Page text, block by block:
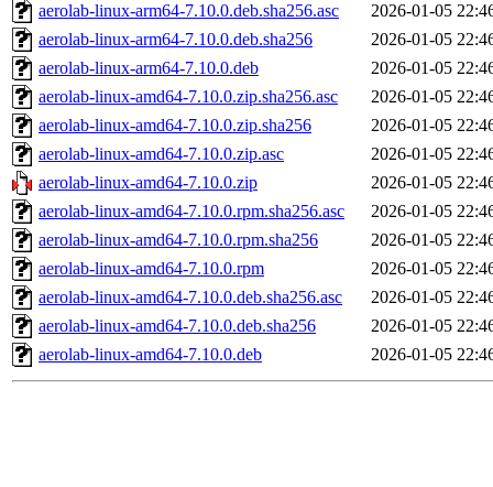
aerolab-linux-arm64-7.10.0.deb.sha256.asc
2026-01-05
aerolab-linux-arm64-7.10.0.deb.sha256
2026-01-05
aerolab-linux-arm64-7.10.0.deb
2026-01-05
aerolab-linux-amd64-7.10.0.zip.sha256.asc
2026-01-05
aerolab-linux-amd64-7.10.0.zip.sha256
2026-01-05
aerolab-linux-amd64-7.10.0.zip.asc
2026-01-05
aerolab-linux-amd64-7.10.0.zip
2026-01-05
aerolab-linux-amd64-7.10.0.rpm.sha256.asc
2026-01-05
aerolab-linux-amd64-7.10.0.rpm.sha256
2026-01-05
aerolab-linux-amd64-7.10.0.rpm
2026-01-05
aerolab-linux-amd64-7.10.0.deb.sha256.asc
2026-01-05
aerolab-linux-amd64-7.10.0.deb.sha256
2026-01-05
aerolab-linux-amd64-7.10.0.deb
2026-01-05